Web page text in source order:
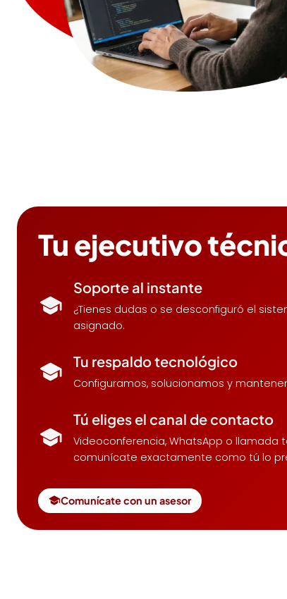
Tu ejecutivo
Soporte al instante
¿Tienes dudas o se desconfiguró el
asignado.
Tu respaldo tecnológico
Configuramos, solucionamos y
Tú eliges el canal de contacto
Videoconferencia, WhatsApp o
comunícate exactamente como tú lo
Comunícate con un asesor